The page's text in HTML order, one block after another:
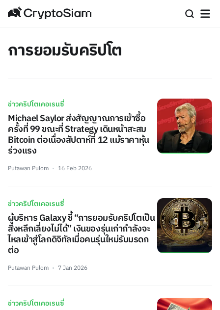
การยอมรับคริปโต
ข่าวคริปโตเคอเรนซี่
Michael Saylor ส่งสัญญาณการเข้าซื้อ
ครั้งที่ 99 ขณะที่ Strategy เดินหน้าสะสม
Bitcoin ต่อเนื่องสัปดาห์ที่ 12 แม้ราคาหุ้น
ร่วงแรง
Putawan Pulom 16 Feb 2026
ข่าวคริปโตเคอเรนซี่
ผู้บริหาร Galaxy ชี้ “การยอมรับคริปโตเป็น
สิ่งหลีกเลี่ยงไม่ได้” เงินของรุ่นเก่ากำลังจะ
ไหลเข้าสู่โลกดิจิทัลเมื่อคนรุ่นใหม่รับมรดก
ต่อ
Putawan Pulom 7 Jan 2026
ข่าวคริปโตเคอเรนซี่